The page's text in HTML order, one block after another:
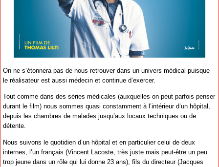
On ne s’étonnera pas de nous retrouver dans un univers médical puisque
le réalisateur est aussi médecin et continue d’exercer.
Tout comme dans des séries médicales (auxquelles on peut parfois penser
durant le film) nous sommes quasi constamment à l’intérieur d’un hôpital,
depuis les chambres de malades jusqu’aux locaux techniques ou de
détente.
Nous suivons le quotidien d’un hôpital et en particulier celui de deux
internes, l’un français (Vincent Lacoste, très juste mais peut-être un peu
trop jeune dans un rôle qui lui donne 23 ans), fils du directeur (Jacques